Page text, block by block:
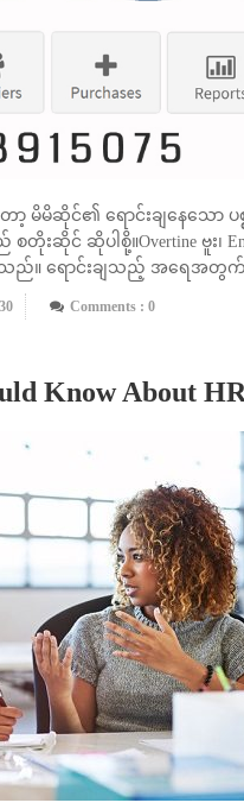
တော့ မိမိဆိုင်၏ ရောင်းချနေသေ
ဆိုင် ဆိုပါစို့။Overtine ဗူး၊
ပါသည်။ ရောင်းချသည့် အရေ
Comments : 0
Know About HR